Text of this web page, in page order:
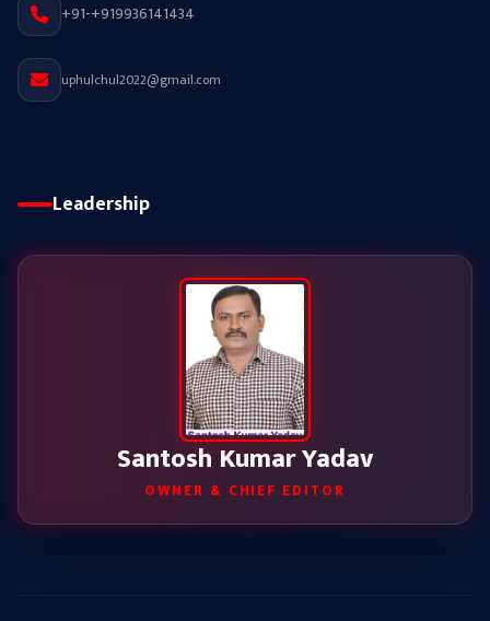
+91-+919936141434
uphulchul2022@gmail.com
Leadership
Santosh Kumar Yadav
OWNER & CHIEF EDITOR